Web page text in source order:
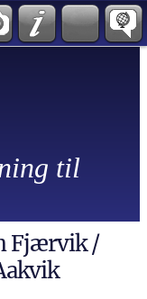
til
Fjærvik /